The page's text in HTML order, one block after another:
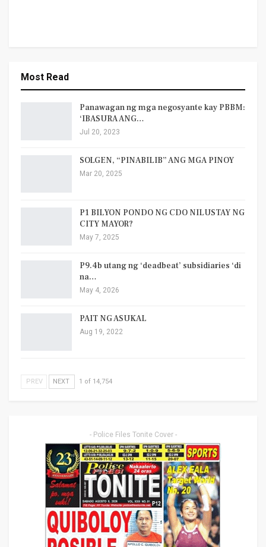
Most Read
Panawagan ng mga negosyante kay PBBM:
‘IBASURA ANG…
Jul 20, 2023
SOLGEN, “PINABILIB” ANG MGA PINOY
Mar 20, 2025
P1 BILYON PONDO NG CDO NILUSTAY NG
CITY MAYOR?
May 7, 2025
P9.4b utang ng ‘deadbeat’ subsidiaries ‘di
na…
May 4, 2026
PAIT NG ASUKAL
Aug 19, 2022
PREV NEXT 1 of 14,754
- Police Files Tonite Cover -